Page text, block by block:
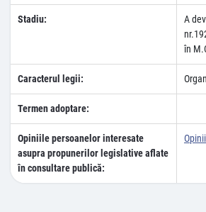
Stadiu:
A
în
Caracterul legii:
Termen adoptare:
Opiniile persoanelor interesate
asupra propunerilor legislative aflate
în consultare publică: